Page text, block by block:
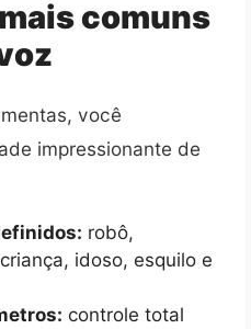
comuns
você
impressionante de
robô,
idoso, esquilo e
controle total